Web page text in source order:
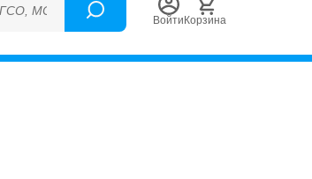
ОСО, СОП, ГРСИ, Каталожный номер
Войти Корзина